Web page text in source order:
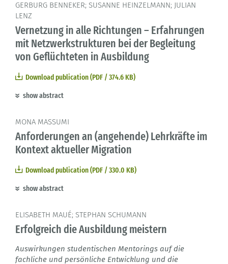
GERBURG BENNEKER; SUSANNE HEINZELMANN; JULIAN
LENZ
Vernetzung in alle Richtungen – Erfahrungen
mit Netzwerkstrukturen bei der Begleitung
von Geflüchteten in Ausbildung
Download publication (PDF / 374.6 KB)
show abstract
MONA MASSUMI
Anforderungen an (angehende) Lehrkräfte im
Kontext aktueller Migration
Download publication (PDF / 330.0 KB)
show abstract
ELISABETH MAUÉ; STEPHAN SCHUMANN
Erfolgreich die Ausbildung meistern
Auswirkungen studentischen Mentorings auf die
fachliche und persönliche Entwicklung und die